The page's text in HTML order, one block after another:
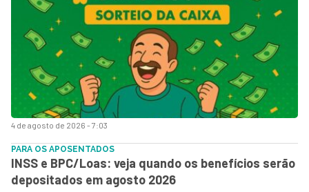
4 de agosto de 2026 - 7:03
PARA OS APOSENTADOS
INSS e BPC/Loas: veja quando os benefícios serão
depositados em agosto 2026